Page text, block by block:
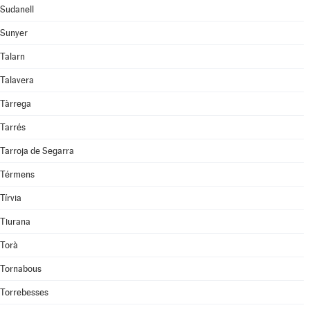
Sudanell
Sunyer
Talarn
Talavera
Tàrrega
Tarrés
Tarroja de Segarra
Térmens
Tírvia
Tiurana
Torà
Tornabous
Torrebesses